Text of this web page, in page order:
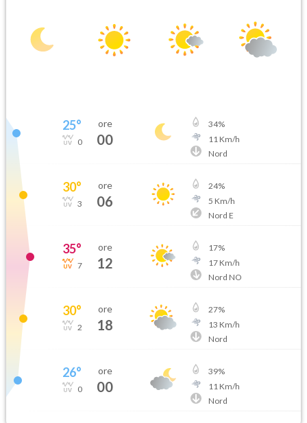
25°
0
ore
00
34%
11 Km/h
Nord
30°
3
ore
06
24%
5 Km/h
Nord E
35°
7
ore
12
17%
17Km/h
Nord NO
30°
2
ore
18
27%
13 Km/h
Nord
26°
0
ore
00
39%
11 Km/h
Nord